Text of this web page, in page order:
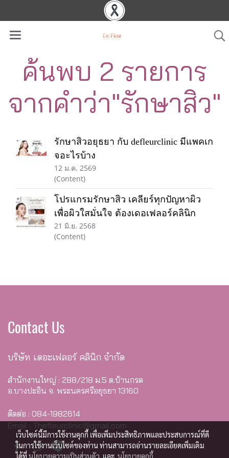
ค้นพบ 2 รายการ
จากคำว่า"รักษาสิว"
รักษาสิวอยุธยา กับ defleurclinic มีแพคเก
จอะไรบ้าง
12 ม.ค. 2569
(Content)
โปรแกรมรักษาสิว เคลียร์ทุกปัญหาผิว
เพื่อผิวใสมั่นใจ ต้องเดอเฟลอร์คลินิก
21 มิ.ย. 2568
(Content)
Contact Us
บริษัท เดอะเฟลอร์ คลินิก จำกัด
สำนักงานใหญ่ : 288/218 ม.5 ต.บ้านกรด
อ.บางปะอิน จ. พระนครศรีอยุธยา 13160
ติดต่อ : 084-1982614
Email : Thefleurclinic@gmail.com
เว็บไซต์นี้มีการใช้งานคุกกี้ เพื่อเพิ่มประสิทธิภาพและประสบการณ์ที่ดี
ในการใช้งานเว็บไซต์ของท่าน ท่านสามารถอ่านรายละเอียดเพิ่มเติม
ได้ที่นโยบายความเป็นส่วนตัว และ นโยบายคุกกี้